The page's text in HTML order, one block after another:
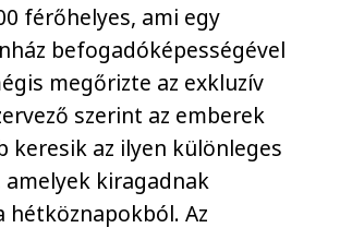
férőhelyes, ami egy
befogadóképességével
megőrizte az exkluzív
szerint az emberek
keresik az ilyen különleges
kiragadnak
hétköznapokból. Az